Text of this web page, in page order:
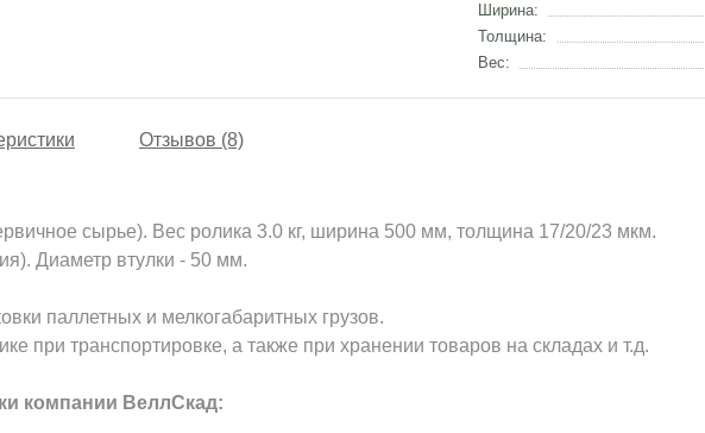
Ширина:
Толщина:
Вес:
Отзывов (8)
сырье). Вес ролика 3.0 кг, ширина 500 мм, толщина 17/20/23 мкм.
Диаметр втулки - 50 мм.
паллетных и мелкогабаритных грузов.
при транспортировке, а также при хранении товаров на складах и т.д.
компании ВеллСкад: